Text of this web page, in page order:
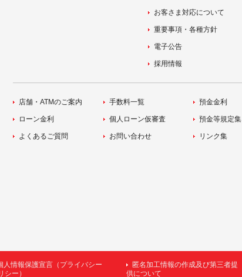
お客さま対応について
重要事項・各種方針
電子公告
採用情報
店舗・ATMのご案内 手数料一覧 預金金利
ローン金利 個人ローン仮審査 預金等規定集
よくあるご質問 お問い合わせ リンク集
人情報保護宣言（プライバシー
シー）
匿名加工情報の作成及び第三者提
供について